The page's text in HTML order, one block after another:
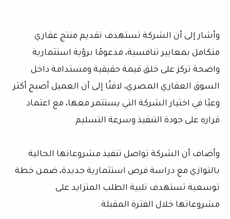
وأشار إلى أن الشركة تستهدف تقديم منتج عقاري
متكامل بمعايير تنافسية، مدعومًا برؤية استثمارية
واضحة تركز على خلق قيمة حقيقية ومستدامة داخل
السوق العقاري المصري، لافتًا إلى أن العميل أصبح أكثر
وعيًا في اختيار الشركة التي يستثمر معها، مع اعتماد
قراره على جودة التنفيذ وسرعة التسليم.
وأضاف أن الشركة تواصل تنفيذ مشروعاتها الحالية
بالتوازي مع دراسة فرص استثمارية جديدة، ضمن خطة
توسعية تستهدف تلبية الطلب المتزايد على
مشروعاتها خلال الفترة المقبلة.